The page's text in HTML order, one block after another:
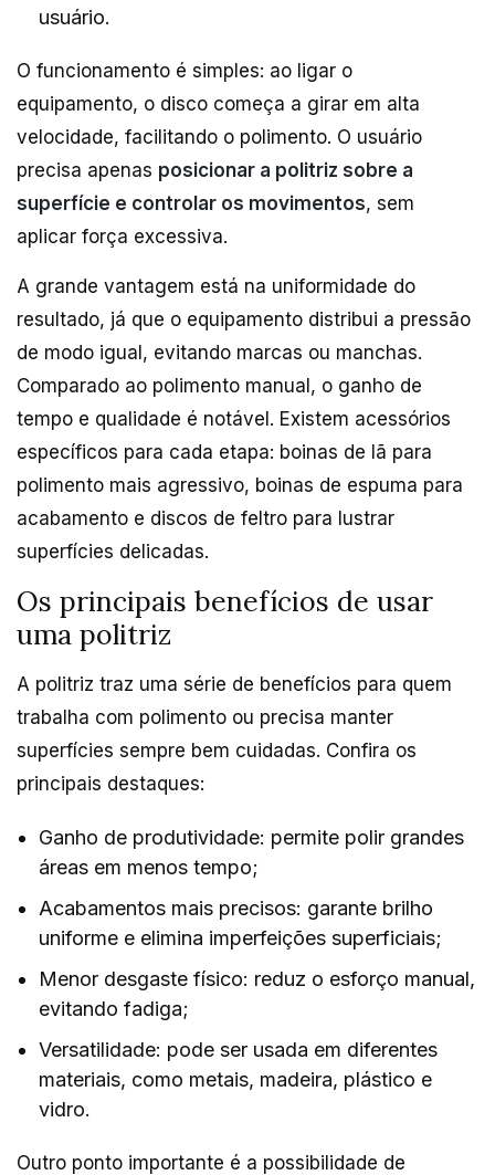
usuário.
O funcionamento é simples: ao ligar o
equipamento, o disco começa a girar em alta
velocidade, facilitando o polimento. O usuário
precisa apenas posicionar a politriz sobre a
superfície e controlar os movimentos, sem
aplicar força excessiva.
A grande vantagem está na uniformidade do
resultado, já que o equipamento distribui a pressão
de modo igual, evitando marcas ou manchas.
Comparado ao polimento manual, o ganho de
tempo e qualidade é notável. Existem acessórios
específicos para cada etapa: boinas de lã para
polimento mais agressivo, boinas de espuma para
acabamento e discos de feltro para lustrar
superfícies delicadas.
Os principais benefícios de usar
uma politriz
A politriz traz uma série de benefícios para quem
trabalha com polimento ou precisa manter
superfícies sempre bem cuidadas. Confira os
principais destaques:
Ganho de produtividade: permite polir grandes
áreas em menos tempo;
Acabamentos mais precisos: garante brilho
uniforme e elimina imperfeições superficiais;
Menor desgaste físico: reduz o esforço manual,
evitando fadiga;
Versatilidade: pode ser usada em diferentes
materiais, como metais, madeira, plástico e
vidro.
Outro ponto importante é a possibilidade de